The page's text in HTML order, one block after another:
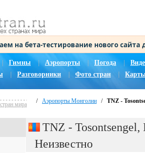
на бета-тестирование нового
Гимны | Аэропорты Погода |
Разговорники Фото стран
мира
/ Аэропорты Монголии / TNZ -
TNZ - Tosontsengel,
Неизвестно